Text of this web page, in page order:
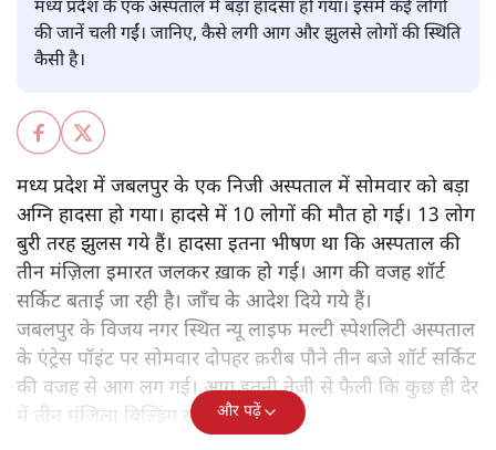
मध्य प्रदेश के एक अस्पताल में बड़ा हादसा हो गया। इसमें कई लोगों
की जानें चली गईं। जानिए, कैसे लगी आग और झुलसे लोगों की स्थिति
कैसी है।